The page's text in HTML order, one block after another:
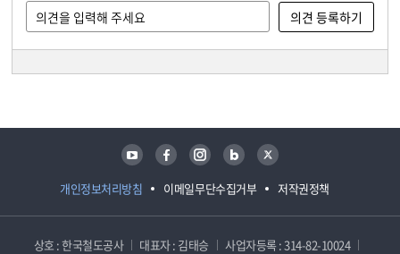
개인정보처리방침 이메일무단수집거부 저작권정책
유튜브 페이스북 인스타그램 블로그 트위터
상호 : 한국철도공사 대표자 : 김태승
사업자등록 : 314-82-10024